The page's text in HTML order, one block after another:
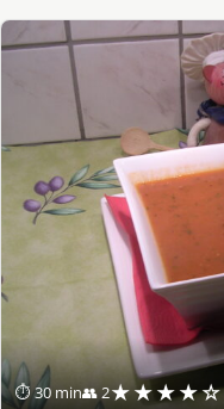
⏱ 30 min👥 2★★★★☆